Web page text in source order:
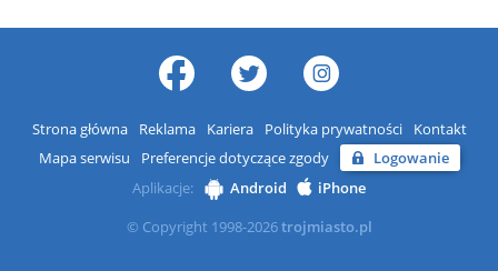
Strona główna Reklama Kariera Polityka prywatności
Kontakt
Mapa serwisu
Preferencje dotyczące zgody
Logowanie
Aplikacje:
Android
iPhone
© Copyright 1998-2026trojmiasto.pl